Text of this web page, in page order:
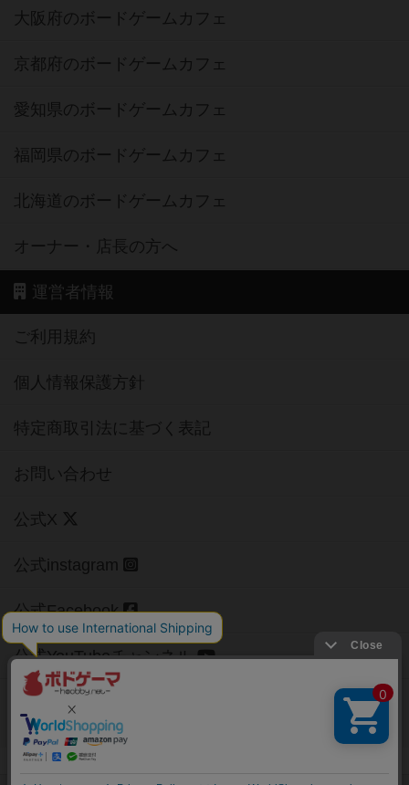
大阪府のボードゲームカフェ
京都府のボードゲームカフェ
愛知県のボードゲームカフェ
福岡県のボードゲームカフェ
北海道のボードゲームカフェ
オーナー・店長の方へ
運営者情報
ご利用規約
個人情報保護方針
特定商取引法に基づく表記
お問い合わせ
公式X
公式instagram
公式Facebook
公式YouTubeチャンネル